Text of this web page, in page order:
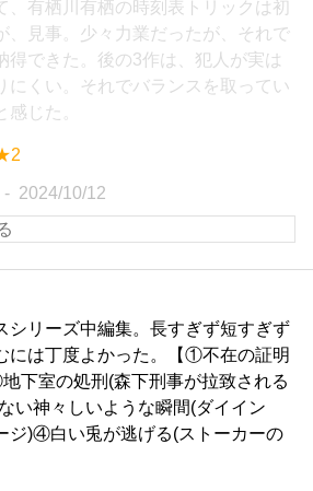
、有栖川有栖の時刻表トリックは初
、見事。少々力業だったが、それで
得できた。後の3作は、犯人が実は
にくい。それでバランスを取ってい
感じた。
2024/10/12
シリーズ中編集。長すぎず短すぎず
には丁度よかった。【①不在の証明
下室の処刑(森下刑事が拉致される
い神々しいような瞬間(ダイイン
ジ)④白い兎が逃げる(ストーカーの